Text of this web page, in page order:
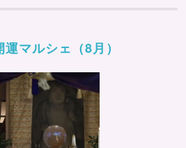
マルシェ（8月）